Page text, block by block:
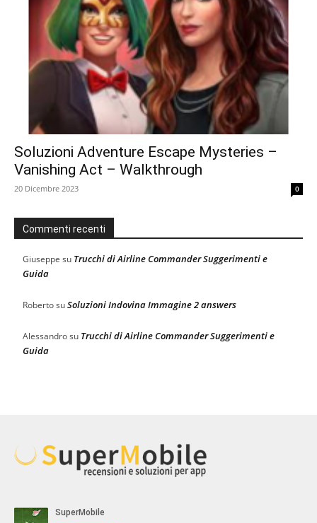
Soluzioni Adventure Escape Mysteries –
Vanishing Act – Walkthrough
20 Dicembre 2023 0
Commenti recenti
Giuseppe su Trucchi di Airline Commander Suggerimenti e
Guida
RobertosuSoluzioni Indovina Immagine 2 answers
Alessandrosu Trucchi di Airline Commander Suggerimenti e
Guida